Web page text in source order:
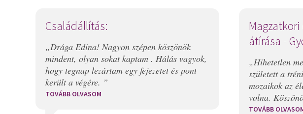
Családállítás:
„Drága Edina! Nagyon szépen köszönök
mindent, olyan sokat kaptam . Hálás vagyok,
hogy tegnap lezártam egy fejezetet és pont
került a végére. ”
TOVÁBB OLVASOM
átírása -
„Hihetetlen
született a
mozaikok az
volna.
TOVÁBB